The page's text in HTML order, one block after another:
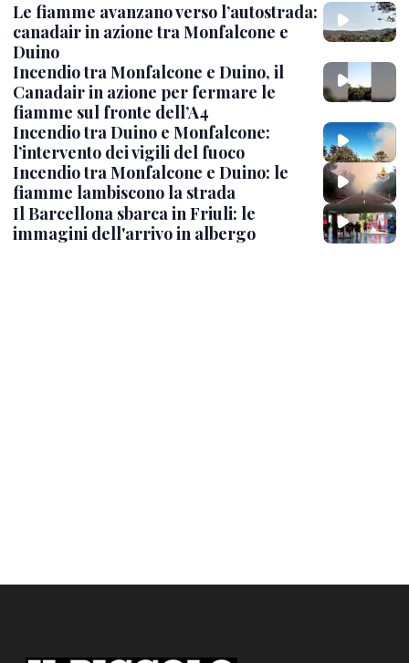
Le fiamme avanzano verso l’autostrada:
canadair in azione tra Monfalcone e
Duino
Incendio tra Monfalcone e Duino, il
Canadair in azione per fermare le
fiamme sul fronte dell’A4
Incendio tra Duino e Monfalcone:
l’intervento dei vigili del fuoco
Incendio tra Monfalcone e Duino: le
fiamme lambiscono la strada
Il Barcellona sbarca in Friuli: le
immagini dell'arrivo in albergo